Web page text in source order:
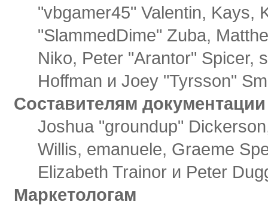
"vbgamer45" Valentin, Kays,
"SlammedDime" Zuba,
Niko, Peter "Arantor" Spicer,
Hoffman и Joey "Tyrsson"
Составителям документации
Joshua "groundup"
Willis, emanuele, Graeme
Elizabeth Trainor и Peter
Маркетологам